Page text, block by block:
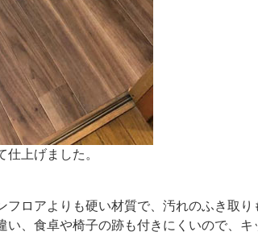
上げました。
ロアよりも硬い材質で、汚れのふき取り
、食卓や椅子の跡も付きにくいので、キ